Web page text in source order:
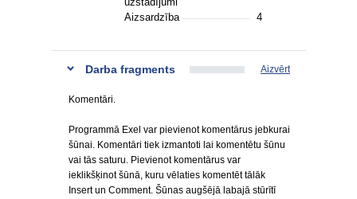
Aizsardzība
4
Darba fragments Aizvērt
Komentāri.
Programmā Exel var pievienot komentārus jebkurai
šūnai. Komentāri tiek izmantoti lai komentētu šūnu
vai tās saturu. Pievienot komentārus var
ieklikšķinot šūnā, kuru vēlaties komentēt tālāk
Insert un Comment. Šūnas augšējā labajā stūrītī